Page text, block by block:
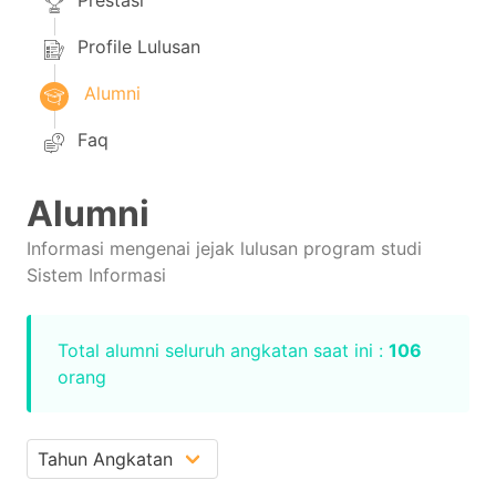
Profile Lulusan
Alumni
Faq
Alumni
Informasi mengenai jejak lulusan program studi
Sistem Informasi
Total alumni seluruh angkatan saat ini : 106
orang